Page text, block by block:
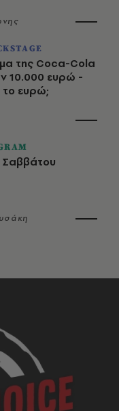
της Coca-Cola
10.000 ευρώ -
το ευρώ;
Σαββάτου